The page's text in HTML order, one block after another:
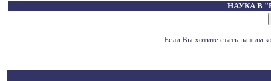
НАУКА В
Если Вы хотите стать нашим